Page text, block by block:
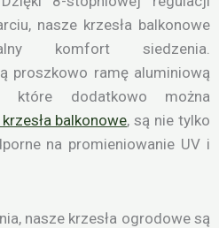
nasze krzesła balkonowe
komfort siedzenia.
proszkowo ramę aluminiową
które dodatkowo można
balkonowe, są nie tylko
na promieniowanie UV i
nasze krzesła ogrodowe są